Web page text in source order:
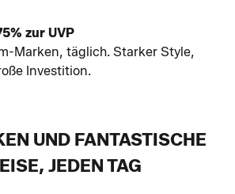
zur UVP
Marken, täglich. Starker Style,
Investition.
UND FANTASTISCHE
JEDEN TAG